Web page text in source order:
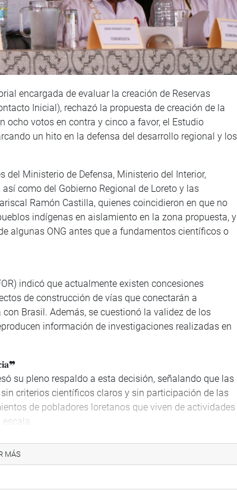
encargada de evaluar la creación de Reservas
Inicial), rechazó la propuesta de creación de la
ocho votos en contra y cinco a favor, el Estudio
un hito en la defensa del desarrollo regional y los
Ministerio de Defensa, Ministerio del Interior,
como del Gobierno Regional de Loreto y las
Ramón Castilla, quienes coincidieron en que no
indígenas en aislamiento en la zona propuesta, y
algunas ONG antes que a fundamentos científicos o
indicó que actualmente existen concesiones
de construcción de vías que conectarán a
Brasil. Además, se cuestionó la validez de los
información de investigaciones realizadas en
su pleno respaldo a esta decisión, señalando que las
criterios científicos claros y sin participación de las
de pobladores loretanos que viven de actividades
decisiones que afectan directamente a la
comprobación de la existencia de pueblos en
MÁS